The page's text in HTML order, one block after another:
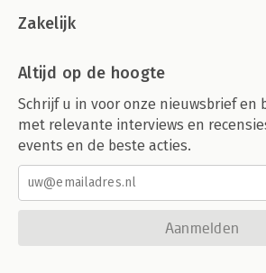
Zakelijk
Altijd op de hoogte
Schrijf u in voor onze nieuwsbrief en
met relevante interviews en
events en de beste acties.
Aanmelden